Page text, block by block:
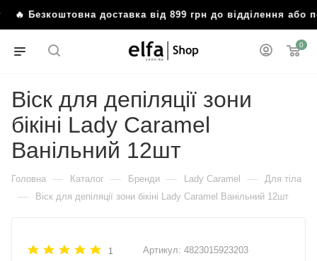
🔥 Безкоштовна доставка від 899 грн до відділення або
0
Віск для депіляції зони
бікіні Lady Caramel
Ванільний 12шт
Головна — Каталог — Бренди — Lady Caramel — Для тіла
— Віск для депіляції зони бікіні Lady Caramel Ванільний 12шт
1 Артикул: 4823015923203